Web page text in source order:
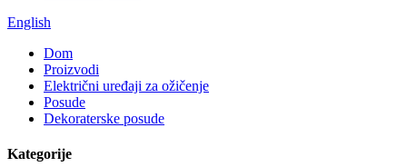
English
Dom
Proizvodi
Električni uređaji za ožičenje
Posude
Dekoraterske posude
Kategorije